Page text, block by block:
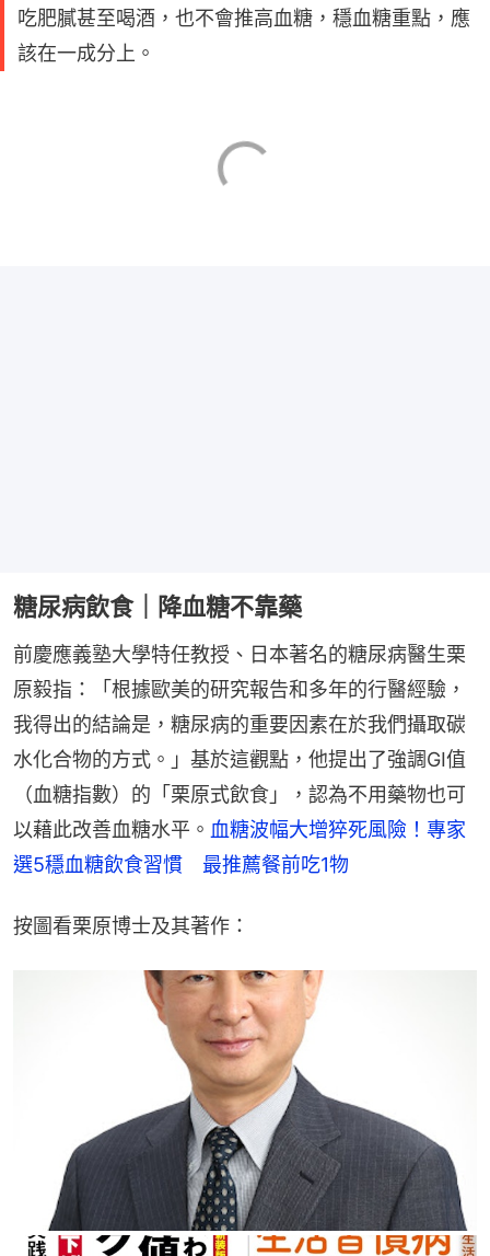
吃肥膩甚至喝酒，也不會推高血糖，穩血糖重點，應
該在一成分上。
糖尿病飲食｜降血糖不靠藥
前慶應義塾大學特任教授、日本著名的糖尿病醫生栗
原毅指：「根據歐美的研究報告和多年的行醫經驗，
我得出的結論是，糖尿病的重要因素在於我們攝取碳
水化合物的方式。」基於這觀點，他提出了強調GI值
（血糖指數）的「栗原式飲食」，認為不用藥物也可
以藉此改善血糖水平。 血糖波幅大增猝死風險！專家
選5穩血糖飲食習慣　最推薦餐前吃1物
按圖看栗原博士及其著作：